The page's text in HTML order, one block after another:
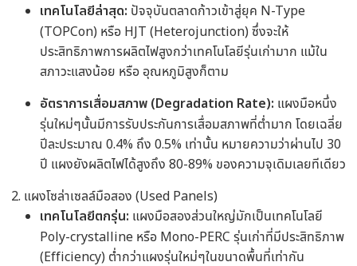
เทคโนโลยีล่าสุด: ปัจจุบันตลาดก้าวเข้าสู่ยุค N-Type
(TOPCon) หรือ HJT (Heterojunction) ซึ่งจะให้
ประสิทธิภาพการผลิตไฟสูงกว่าเทคโนโลยีรุ่นเก่ามาก แม้ใน
สภาวะแสงน้อย หรือ อุณหภูมิสูงก็ตาม
อัตราการเสื่อมสภาพ (Degradation Rate): แผงมือหนึ่ง
รุ่นใหม่ๆนั้นมีการรับประกันการเสื่อมสภาพที่ต่ำมาก โดยเฉลี่ย
ปีละประมาณ 0.4% ถึง 0.5% เท่านั้น หมายความว่าผ่านไป 30
ปี แผงยังผลิตไฟได้สูงถึง 80-89% ของความจุเดิมเลยทีเดียว
แผงโซล่าเซลล์มือสอง (Used Panels)
เทคโนโลยีตกรุ่น: แผงมือสองส่วนใหญ่มักเป็นเทคโนโลยี
Poly-crystalline หรือ Mono-PERC รุ่นเก่าที่มีประสิทธิภาพ
(Efficiency) ต่ำกว่าแผงรุ่นใหม่ๆในขนาดพื้นที่เท่ากัน